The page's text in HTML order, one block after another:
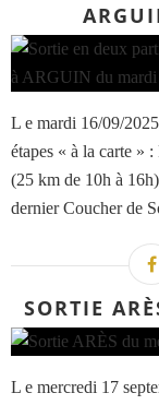
L e mardi 16/09/
étapes « à la carte »
(25 km de 10h à
dernier Coucher de
SORTIE
L e mercredi 17